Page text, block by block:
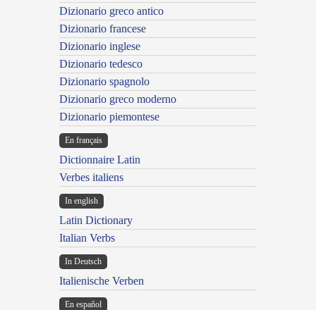
Dizionario greco antico
Dizionario francese
Dizionario inglese
Dizionario tedesco
Dizionario spagnolo
Dizionario greco moderno
Dizionario piemontese
En français
Dictionnaire Latin
Verbes italiens
In english
Latin Dictionary
Italian Verbs
In Deutsch
Italienische Verben
En español